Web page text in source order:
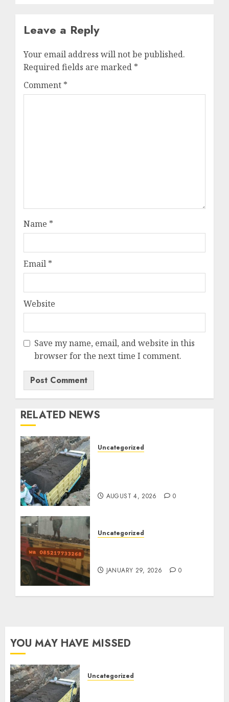
Leave a Reply
Your email address will not be published.
Required fields are marked *
Comment *
Name *
Email *
Website
Save my name, email, and website in this
browser for the next time I comment.
RELATED NEWS
Uncategorized
AUGUST 4, 2026 0
Uncategorized
JANUARY 29, 2026 0
YOU MAY HAVE MISSED
Uncategorized